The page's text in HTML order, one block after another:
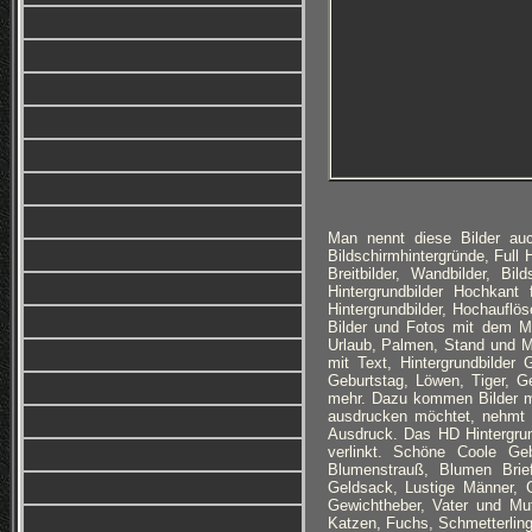
Man nennt diese Bilder
Bildschirmhintergründe, Full
Breitbilder, Wandbilder,
Hintergrundbilder
Hintergrundbilder,
Bilder und Fotos mit dem
Urlaub, Palmen, Stand und
mit Text, Hintergrundbilder
Geburtstag, Löwen, Tiger,
mehr. Dazu kommen Bilder
ausdrucken möchtet,
Ausdruck. Das HD
verlinkt. Schöne Coole
Blumenstrauß, Blumen
Geldsack, Lustige Männer,
Gewichtheber, Vater und
Katzen, Fuchs,